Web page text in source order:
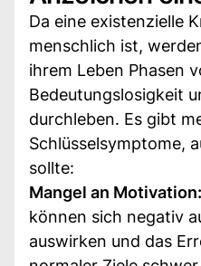
Da eine existenzielle
menschlich ist,
ihrem Leben Phasen
Bedeutungslosigkeit
durchleben. Es gibt
Schlüsselsymptome,
sollte:
Mangel an Motivation:
können sich negativ
auswirken und das